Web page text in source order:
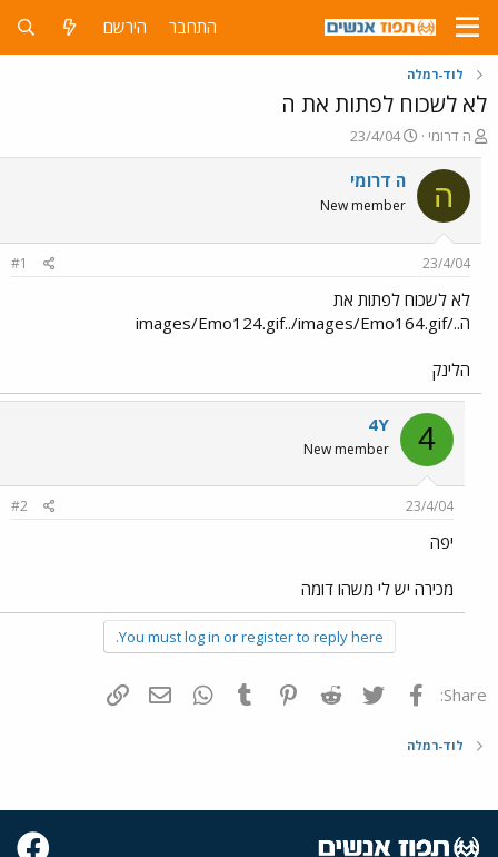
התחבר הירשם
לוד-רמלה
לא לשכוח לפתות את ה
פ
ו
ת
ח
ה
ש
א
ה דרומי
פ
ו
ר
ם
ר
י
ך
23/4/04
ה ה דרומי
New member
23/4/04
#1
לא לשכוח לפתות את
ה../images/Emo124.gif../images/Emo164.gif
הלינק
4
4Y
New member
23/4/04
#2
יפה
מכירה יש לי משהו דומה
You must log in or register to reply here.
Share: פייסבוק Twitter
Reddit
Pinterest
Tumblr
WhatsAppדואר אלקטרוני
לוד-רמלה